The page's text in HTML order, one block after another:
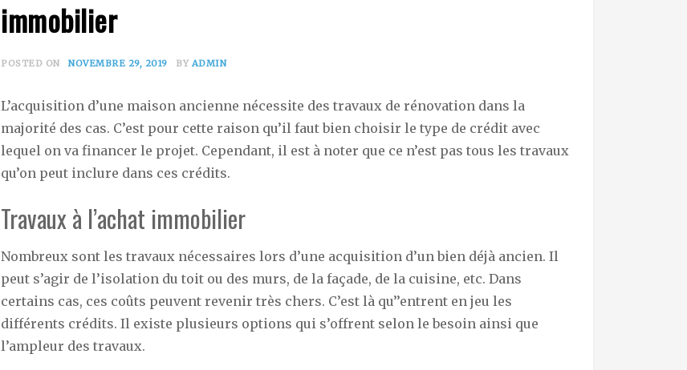
immobilier
POSTED ON NOVEMBRE 29, 2019 BY ADMIN
L’acquisition d’une maison ancienne nécessite des travaux de rénovation dans la
majorité des cas. C’est pour cette raison qu’il faut bien choisir le type de crédit avec
lequel on va financer le projet. Cependant, il est à noter que ce n’est pas tous les travaux
qu’on peut inclure dans ces crédits.
Travaux à l’achat immobilier
Nombreux sont les travaux nécessaires lors d’une acquisition d’un bien déjà ancien. Il
peut s’agir de l’isolation du toit ou des murs, de la façade, de la cuisine, etc. Dans
certains cas, ces coûts peuvent revenir très chers. C’est là qu’’entrent en jeu les
différents crédits. Il existe plusieurs options qui s’offrent selon le besoin ainsi que
l’ampleur des travaux.